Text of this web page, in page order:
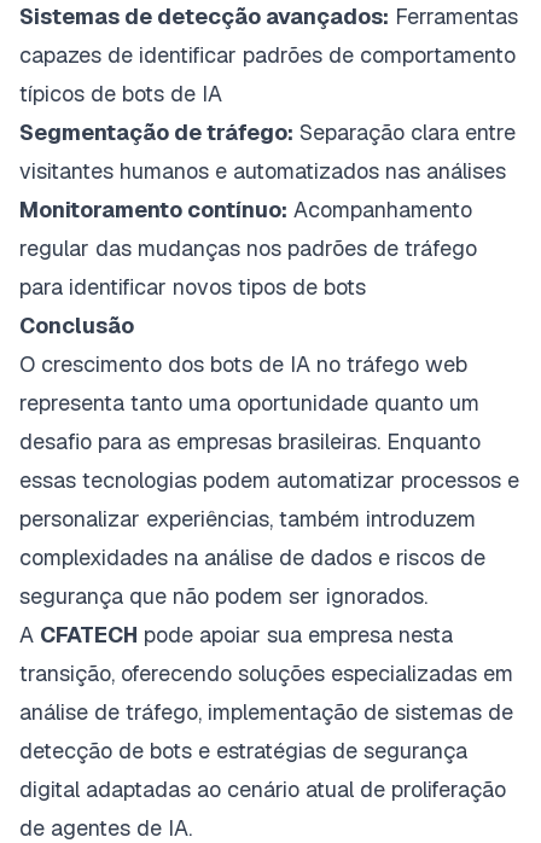
Sistemas de detecção avançados: Ferramentas
capazes de identificar padrões de comportamento
típicos de bots de IA
Segmentação de tráfego: Separação clara entre
visitantes humanos e automatizados nas análises
Monitoramento contínuo: Acompanhamento
regular das mudanças nos padrões de tráfego
para identificar novos tipos de bots
Conclusão
O crescimento dos bots de IA no tráfego web
representa tanto uma oportunidade quanto um
desafio para as empresas brasileiras. Enquanto
essas tecnologias podem automatizar processos e
personalizar experiências, também introduzem
complexidades na análise de dados e riscos de
segurança que não podem ser ignorados.
A CFATECH pode apoiar sua empresa nesta
transição, oferecendo soluções especializadas em
análise de tráfego, implementação de sistemas de
detecção de bots e estratégias de segurança
digital adaptadas ao cenário atual de proliferação
de agentes de IA.